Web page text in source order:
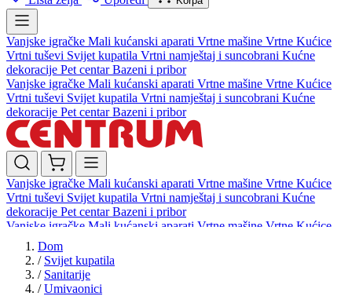
Vanjske igračke Mali kućanski aparati Vrtne mašine Vrtne Kućice
Vrtni tuševi Svijet kupatila Vrtni namještaj i suncobrani Kućne
dekoracije Pet centarBazeni i pribor
Vanjske igračke Mali kućanski aparati Vrtne mašine Vrtne Kućice
Vrtni tuševi Svijet kupatila Vrtni namještaj i suncobrani Kućne
dekoracije Pet centarBazeni i pribor
Vanjske igračke Mali kućanski aparati Vrtne mašine Vrtne Kućice
Vrtni tuševi Svijet kupatila Vrtni namještaj i suncobrani Kućne
dekoracije Pet centarBazeni i pribor
Vanjske igračke Mali kućanski aparati Vrtne mašine Vrtne Kućice
Vrtni tuševi
dekoracijePet centar
Dom
/ Svijet kupatila
/ Sanitarije
/ Umivaonici